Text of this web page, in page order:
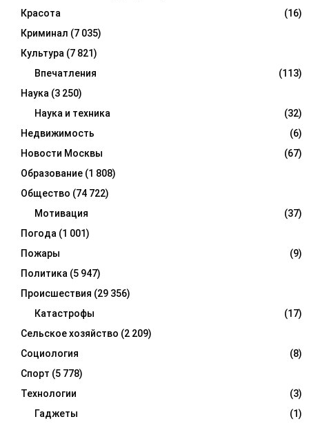
Красота
(16)
Криминал (7 035)
Культура (7 821)
Впечатления
(113)
Наука (3 250)
Наука и техника
(32)
Недвижимость
(6)
Новости Москвы
(67)
Образование (1 808)
Общество (74 722)
Мотивация
(37)
Погода (1 001)
Пожары
(9)
Политика (5 947)
Происшествия (29 356)
Катастрофы
(17)
Сельское хозяйство (2 209)
Социология
(8)
Спорт (5 778)
Технологии
(3)
Гаджеты
(1)